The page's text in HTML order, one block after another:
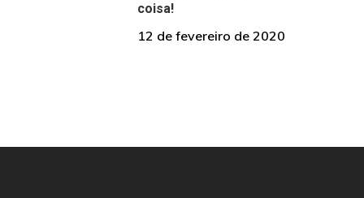
coisa!
12 de fevereiro de 2020